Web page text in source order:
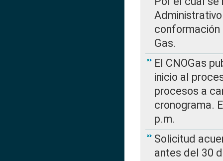
conformación
Gas.
El CNOGas
inicio al
procesos a
cronograma.
p.m.
Solicitud
antes del 30